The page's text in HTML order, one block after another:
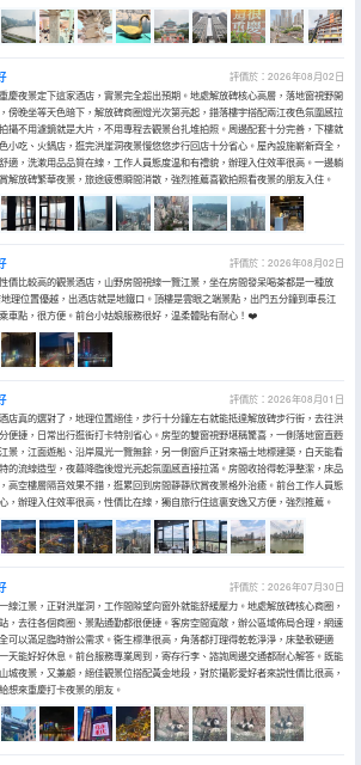
評價於：2026年08月02日
慶夜景定下這家酒店，實景完全超出預期。地處解放碑核心高層，落地窗視野開
傍晚坐等天色暗下，解放碑商圈燈光次第亮起，錯落樓宇搭配兩江夜色氛圍感拉
攝不用濾鏡就是大片，不用專程去觀景台扎堆拍照。周邊配套十分完善，下樓就
小吃、火鍋店，逛完洪崖洞夜景慢悠悠步行回店十分省心。屋內設施嶄新齊全，
適，洗漱用品品質在線，工作人員態度温和有禮貌，辦理入住效率很高。一邊躺
解放碑繁華夜景，旅途疲憊瞬間消散，強烈推薦喜歡拍照看夜景的朋友入住。
評價於：2026年08月02日
價比較高的觀景酒店，山野房間視線一覽江景，坐在房間發呆喝茶都是一種放
理位置優越，出酒店就是地鐵口。頂樓是雲眼之端景點，出門五分鐘到車長江
車點，很方便。前台小姑娘服務很好，温柔體貼有耐心！❤️
評價於：2026年08月01日
店真的選對了，地理位置絕佳，步行十分鐘左右就能抵達解放碑步行街，去往洪
便捷，日常出行逛街打卡特別省心。房型的雙窗視野堪稱驚喜，一側落地窗直麪
景，江面遊船、沿岸風光一覽無餘，另一側窗戶正對來福士地標建築，白天能看
的流線造型，夜幕降臨後燈光亮起氛圍感直接拉滿。房間收拾得乾淨整潔，床品
高空樓層隔音效果不錯，逛累回到房間靜靜欣賞夜景格外治癒。前台工作人員態
，辦理入住效率很高，性價比在線，獨自旅行住這裏安逸又方便，強烈推薦。
評價於：2026年07月30日
線江景，正對洪崖洞，工作間隙望向窗外就能舒緩壓力。地處解放碑核心商圈，
，去往各個商圈、景點通勤都很便捷。客房空間寬敞，辦公區域佈局合理，網速
可以滿足臨時辦公需求。衞生標準很高，角落都打理得乾乾淨淨，床墊軟硬適
天能好好休息。前台服務專業周到，寄存行李、諮詢周邊交通都耐心解答。既能
城夜景，又兼顧，絕佳觀景位搭配黃金地段，對於攝影愛好者來説性價比很高，
想來重慶打卡夜景的朋友。